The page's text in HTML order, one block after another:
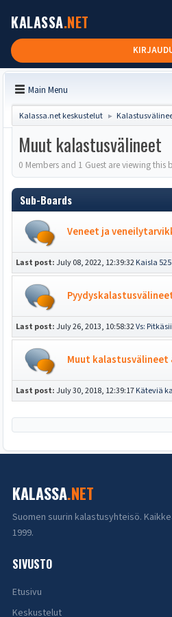
KALASSA.NET
Main Menu
Kalassa.net keskustelut ►
Muut kalastusvälineet
0 Members and 1 Guest are viewing this
Sub-Boards
Veneet ja
Last post:July 08, 2022, 12:39:32Kaisla
Last post:July 26, 2013, 10:58:32Vs:
Muut
Last post:July 30, 2018, 12:39:17Käteviä
KALASSA.NET
Suomen suurin kalastusyhteisö.
1999.
SIVUSTO
Etusivu
Keskustelut